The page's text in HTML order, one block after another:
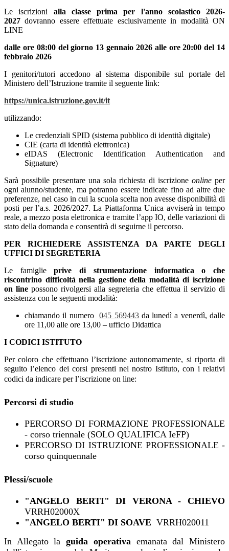
Le iscrizioni alla classe prima per l'anno scolastico 2026-
2027 dovranno essere effettuate esclusivamente in modalità ON
LINE
dalle ore 08:00 del giorno 13 gennaio 2026 alle ore 20:00 del 14
febbraio 2026
I genitori/tutori accedono al sistema disponibile sul portale del
Ministero dell’Istruzione tramite il seguente link:
https://unica.istruzione.gov.it/it
utilizzando:
Le credenziali SPID (sistema pubblico di identità digitale)
CIE (carta di identità elettronica)
eIDAS (Electronic Identification Authentication and
Signature)
Sarà possibile presentare una sola richiesta di iscrizione online per
ogni alunno/studente, ma potranno essere indicate fino ad altre due
preferenze, nel caso in cui la scuola scelta non avesse disponibilità di
posti per l’a.s. 2026/2027. La Piattaforma Unica avviserà in tempo
reale, a mezzo posta elettronica e tramite l’app IO, delle variazioni di
stato della domanda e consentirà di seguirne il percorso.
PER RICHIEDERE ASSISTENZA DA PARTE DEGLI
UFFICI DI SEGRETERIA
Le famiglieprive di strumentazione informatica o che
riscontrino difficoltà nella gestione della modalità di iscrizione
on line possono rivolgersi alla segreteria che effettua il servizio di
assistenza con le seguenti modalità:
chiamando il numero045 569443da lunedì a venerdì, dalle
ore 11,00 alle ore 13,00 – ufficio Didattica
I CODICI ISTITUTO
Per coloro che effettuano l’iscrizione autonomamente, si riporta di
seguito l’elenco dei corsi presenti nel nostro Istituto, con i relativi
codici da indicare per l’iscrizione on line:
Percorsi di studio
PERCORSO DI FORMAZIONE PROFESSIONALE
- corso triennale (SOLO QUALIFICA IeFP)
PERCORSO DI ISTRUZIONE PROFESSIONALE -
corso quinquennale
Plessi/scuole
"ANGELO BERTI" DI VERONA - CHIEVO
VRRH02000X
"ANGELO BERTI" DI SOAVE VRRH020011
In Allegato laguida operativa emanata dal Ministero